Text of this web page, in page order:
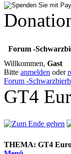
Forum -
Willkommen, Gast
Bitte anmelden oder
Forum -
GT4
THEMA: GT4